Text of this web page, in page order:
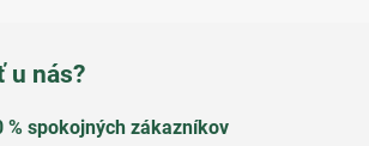
u nás?
% spokojných zákazníkov